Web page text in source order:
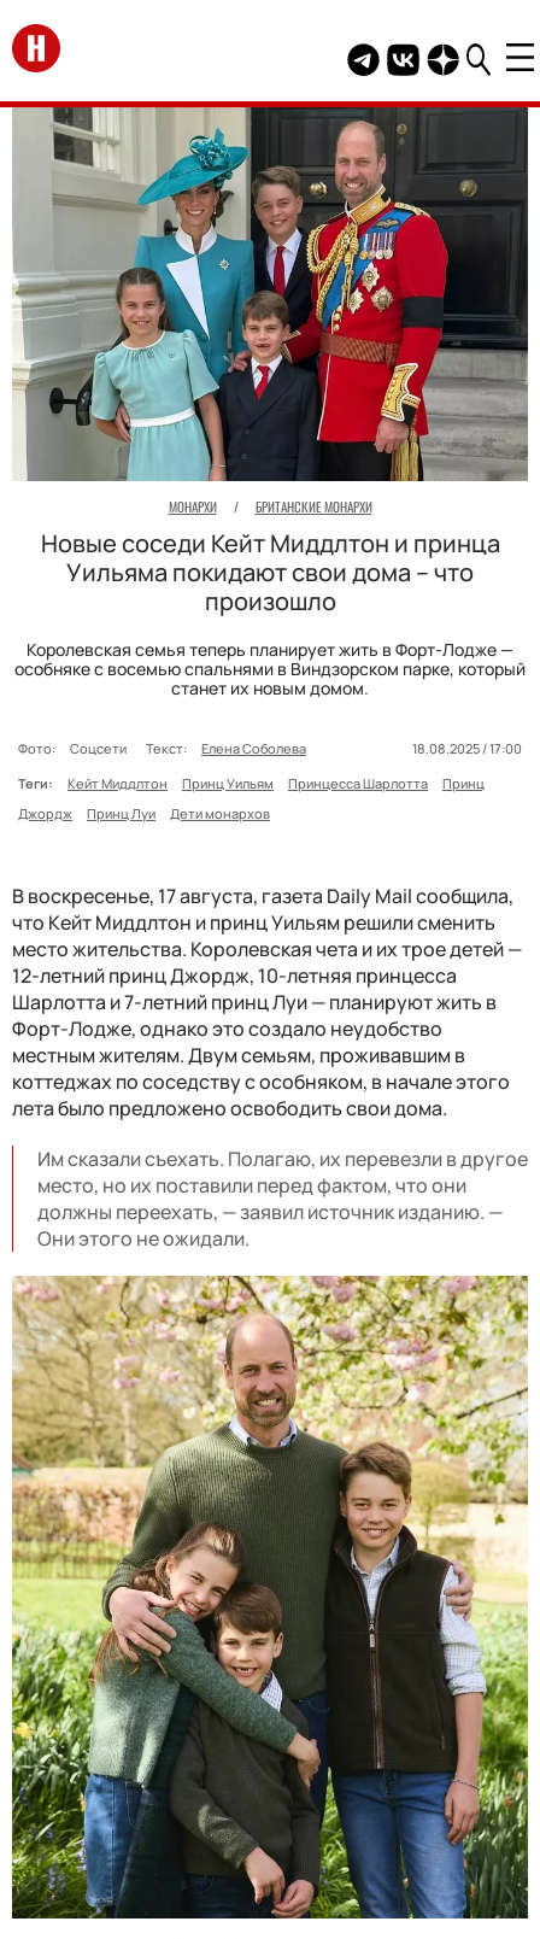
Перейти на главную
Telegram канал
Группа HELLO
Канал
МОНАРХИ / БРИТАНСКИЕ МОНАРХИ
Новые соседи Кейт Миддлтон и принца
Уильяма покидают свои дома – что
произошло
Королевская семья теперь планирует жить в Форт-Лодже —
особняке с восемью спальнями в Виндзорском парке, который
станет их новым домом.
Фото: Соцсети Текст: Елена Соболева
18.08.2025 / 17:00
Теги:
Кейт Миддлтон Принц Уильям Принцесса Шарлотта
Принц
Джордж
Принц Луи Дети монархов
В воскресенье, 17 августа, газета Daily Mail сообщила,
что Кейт Миддлтон и принц Уильям решили сменить
место жительства. Королевская чета и их трое детей —
12-летний принц Джордж, 10-летняя принцесса
Шарлотта и 7-летний принц Луи — планируют жить в
Форт-Лодже, однако это создало неудобство
местным жителям. Двум семьям, проживавшим в
коттеджах по соседству с особняком, в начале этого
лета было предложено освободить свои дома.
Им сказали съехать. Полагаю, их перевезли в другое
место, но их поставили перед фактом, что они
должны переехать, — заявил источник изданию. —
Они этого не ожидали.